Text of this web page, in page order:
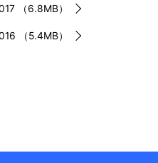
（6.8MB）
（5.4MB）